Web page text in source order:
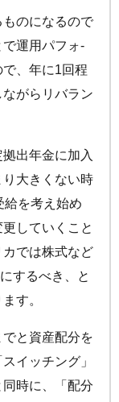
ものになるので
運用パフォ-
、年に1回程
がらリバラン
出年金に加入
大きくない時
給を考え始め
していくこと
では株式など
するべき、と
す。
と資産配分を
イッチング」
時に、「配分